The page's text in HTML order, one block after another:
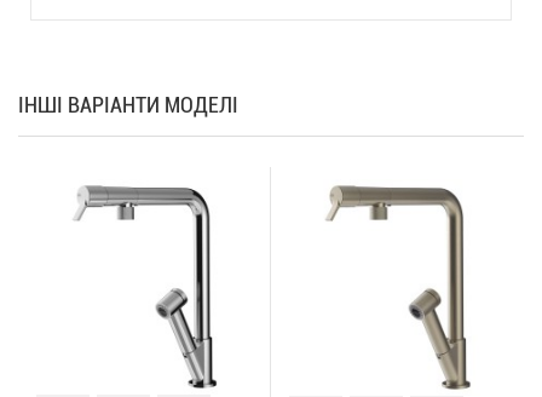
ІНШІ ВАРІАНТИ МОДЕЛІ